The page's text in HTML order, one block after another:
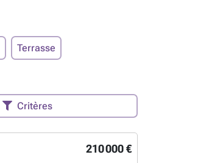
Terrasse
Critères
210 000 €